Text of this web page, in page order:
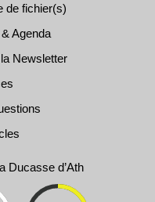
de fichier(s)
Agenda
Newsletter
Ducasse d’Ath